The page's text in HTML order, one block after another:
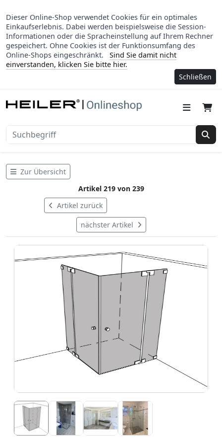
Dieser Online-Shop verwendet Cookies für ein optimales
Einkaufserlebnis. Dabei werden beispielsweise die Session-
Informationen oder die Spracheinstellung auf Ihrem Rechner
gespeichert. Ohne Cookies ist der Funktionsumfang des
Online-Shops eingeschränkt.
Sind Sie damit nicht
einverstanden, klicken Sie bitte hier.
Schließen
Zur Übersicht
Artikel zurück
Artikel 219 von 239
nächster Artikel